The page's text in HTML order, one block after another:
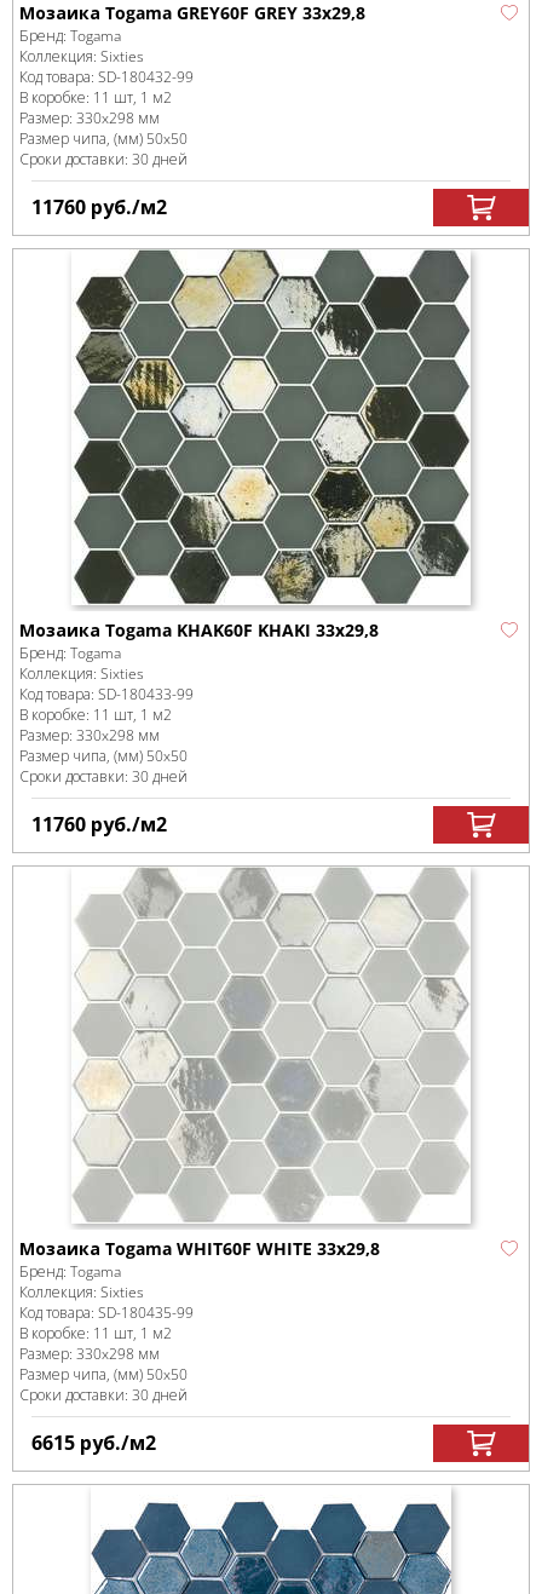
Мозаика Togama GREY60F GREY 33x29,8
Бренд: Togama
Коллекция: Sixties
Код товара: SD-180432-99
В коробке: 11 шт, 1 м2
Размер: 330x298 мм
Размер чипа, (мм) 50x50
Сроки доставки: 30 дней
11760 руб./м2
Мозаика Togama KHAK60F KHAKI 33x29,8
Бренд: Togama
Коллекция: Sixties
Код товара: SD-180433-99
В коробке: 11 шт, 1 м2
Размер: 330x298 мм
Размер чипа, (мм) 50x50
Сроки доставки: 30 дней
11760 руб./м2
Мозаика Togama WHIT60F WHITE 33x29,8
Бренд: Togama
Коллекция: Sixties
Код товара: SD-180435-99
В коробке: 11 шт, 1 м2
Размер: 330x298 мм
Размер чипа, (мм) 50x50
Сроки доставки: 30 дней
6615 руб./м2